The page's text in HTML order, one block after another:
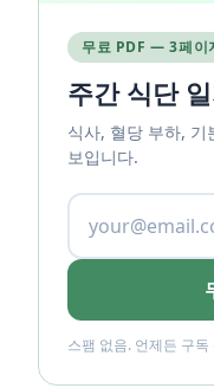
무료 PDF — 3페이
주간 식단
식사, 혈당 부하, 기
보입니다.
스팸 없음. 언제든 구독